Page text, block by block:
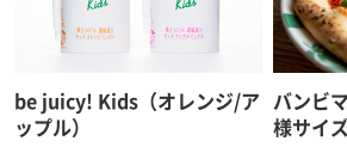
be juicy! Kids（オレンジ/ア
ップル）
バンビ
様サイ